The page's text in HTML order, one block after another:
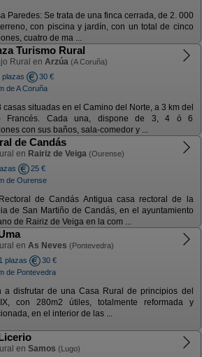
Paredes: Se trata de una finca cerrada, de 2. 000
con piscina y jardín, con un total de cinco
cuatro de ma ...
Turismo Rural
Rural en Arzúa (A Coruña)
plazas
30 €
de A Coruña
casas situadas en el Camino del Norte, a 3 km del
Francés. Cada una, dispone de 3, 4 ó 6
con sus baños, sala-comedor y ...
de Candás
en Rairiz de Veiga (Ourense)
25 €
de Ourense
de Candás Antigua casa rectoral de la
de San Martiño de Candás, en el ayuntamiento
de Rairiz de Veiga en la com ...
en As Neves (Pontevedra)
plazas
30 €
de Pontevedra
a disfrutar de una Casa Rural de principios del
con 280m2 útiles, totalmente reformada y
en el interior de las ...
en Samos (Lugo)